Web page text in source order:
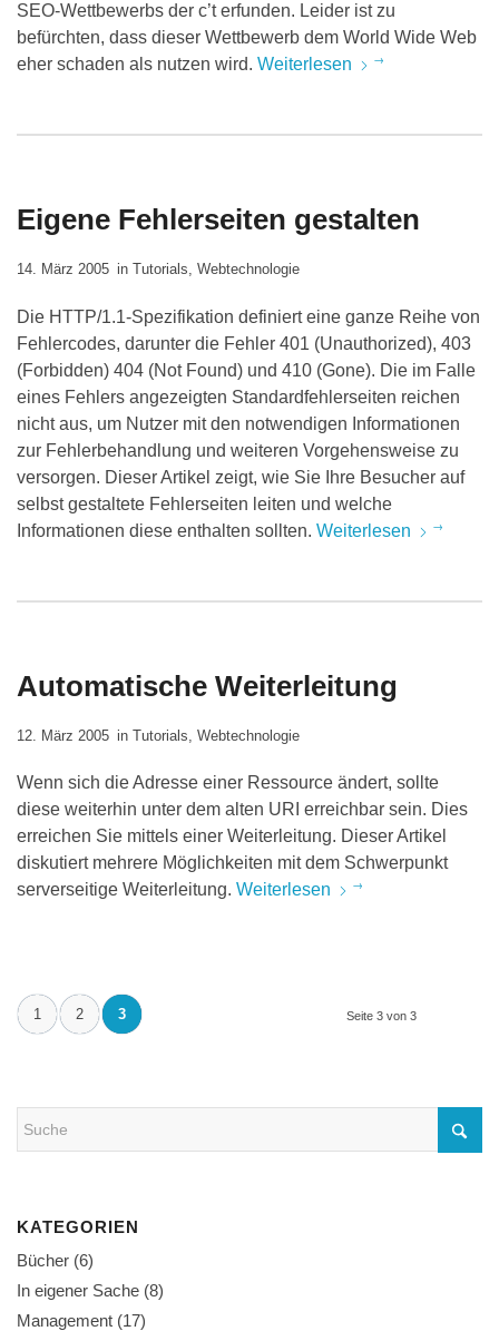
SEO-Wettbewerbs der c’t erfunden. Leider ist zu
befürchten, dass dieser Wettbewerb dem World Wide Web
eher schaden als nutzen wird. Weiterlesen
Eigene Fehlerseiten gestalten
14. März 2005 in Tutorials, Webtechnologie
Die HTTP/1.1-Spezifikation definiert eine ganze Reihe von
Fehlercodes, darunter die Fehler 401 (Unauthorized), 403
(Forbidden) 404 (Not Found) und 410 (Gone). Die im Falle
eines Fehlers angezeigten Standardfehlerseiten reichen
nicht aus, um Nutzer mit den notwendigen Informationen
zur Fehlerbehandlung und weiteren Vorgehensweise zu
versorgen. Dieser Artikel zeigt, wie Sie Ihre Besucher auf
selbst gestaltete Fehlerseiten leiten und welche
Informationen diese enthalten sollten. Weiterlesen
Automatische Weiterleitung
12. März 2005 in Tutorials Webtechnologie
Wenn sich die Adresse einer Ressource ändert, sollte
diese weiterhin unter dem alten URI erreichbar sein. Dies
erreichen Sie mittels einer Weiterleitung. Dieser Artikel
diskutiert mehrere Möglichkeiten mit dem Schwerpunkt
serverseitige Weiterleitung. Weiterlesen
Seite 3 von 3
1 2 3
KATEGORIEN
Bücher (6)
In eigener Sache (8)
Management (17)